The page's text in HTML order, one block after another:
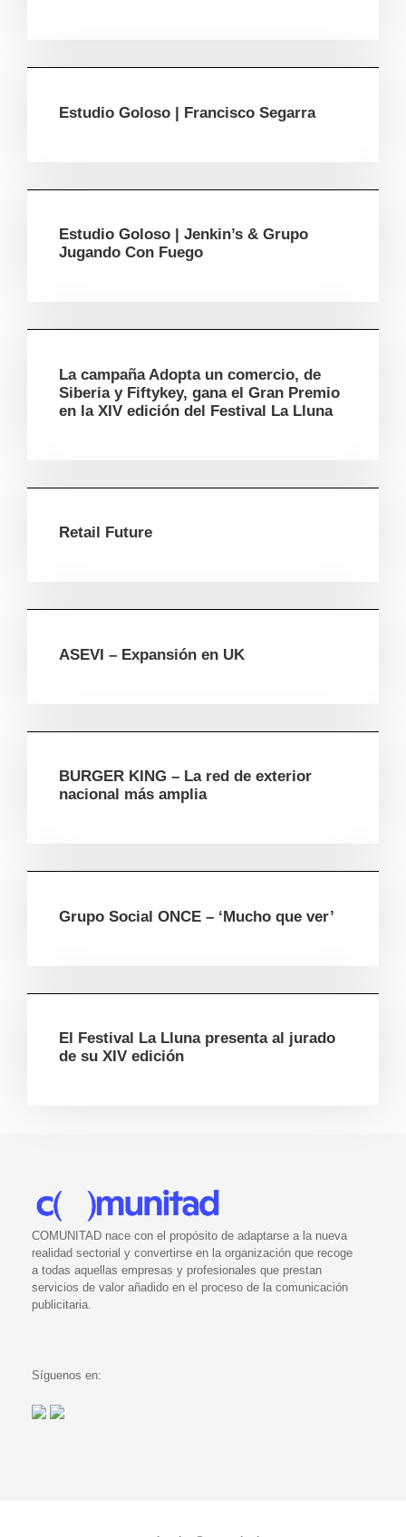
Estudio Goloso | Francisco Segarra
Estudio Goloso | Jenkin’s & Grupo
Jugando Con Fuego
La campaña Adopta un comercio, de
Siberia y Fiftykey, gana el Gran Premio
en la XIV edición del Festival La Lluna
Retail Future
ASEVI – Expansión en UK
BURGER KING – La red de exterior
nacional más amplia
Grupo Social ONCE – ‘Mucho que ver’
El Festival La Lluna presenta al jurado
de su XIV edición
COMUNITAD nace con el propósito de adaptarse a la nueva
realidad sectorial y convertirse en la organización que recoge
a todas aquellas empresas y profesionales que prestan
servicios de valor añadido en el proceso de la comunicación
publicitaria.
Síguenos en: